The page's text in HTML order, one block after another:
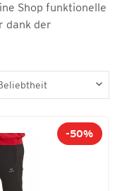
Shop funktionelle
dank der
-50%